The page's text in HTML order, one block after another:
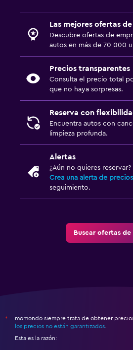
Las mejores ofertas
Descubre ofertas de
autos en más de 70 000
Precios transparentes
Consulta el precio total
que no haya sorpresas.
Reserva con
Encuentra autos con
limpieza profunda.
Alertas
¿Aún no quieres reservar?
Crea una alerta de precios
seguimiento.
Buscar ofertas de
*
momondo siempre trata de obtener
los precios no están garantizados.
Esta es la razón: